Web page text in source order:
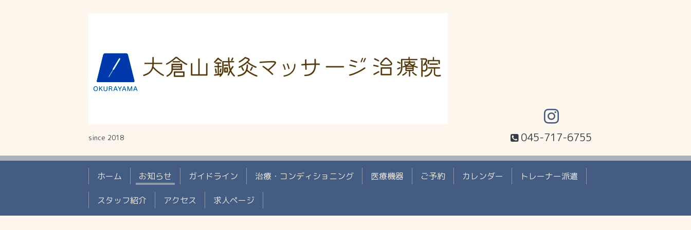
since 2018 045-717-6755
ホーム お知らせ ガイドライン 治療・コンディショニング 医療機器 ご予約 カレンダー トレーナー派遣
スタッフ紹介 アクセス 求人ページ